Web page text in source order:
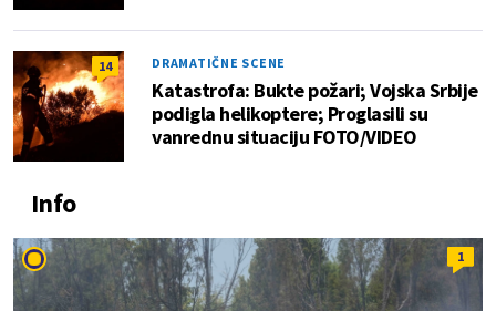
14 DRAMATIČNE SCENE
Katastrofa: Bukte požari; Vojska Srbije
podigla helikoptere; Proglasili su
vanrednu situaciju FOTO/VIDEO
Info
1